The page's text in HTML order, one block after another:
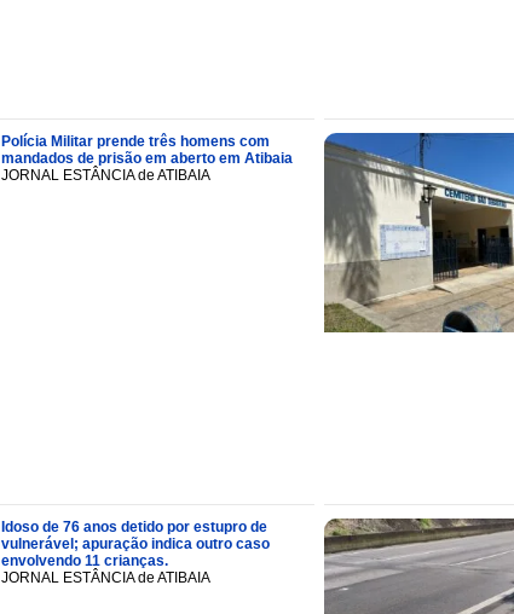
Polícia Militar prende três homens com
mandados de prisão em aberto em Atibaia
JORNAL ESTÂNCIA de ATIBAIA
Idoso de 76 anos detido por estupro de
vulnerável; apuração indica outro caso
envolvendo 11 crianças.
JORNAL ESTÂNCIA de ATIBAIA